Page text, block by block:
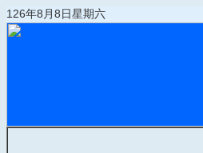
126年8月8日星期六